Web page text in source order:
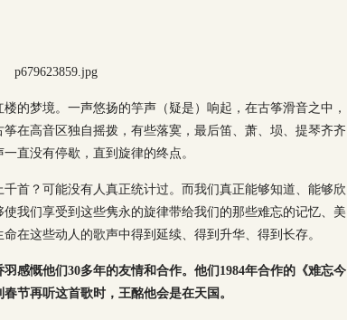
的梦境。一声悠扬的竽声（疑是）响起，在古筝滑音之中，
在高音区独自摇拨，有些落寞，最后笛、萧、埙、提琴齐齐
直没有停歇，直到旋律的终点。
首？可能没有人真正统计过。而我们真正能够知道、能够欣
我们享受到这些隽永的旋律带给我们的那些难忘的记忆、美
在这些动人的歌声中得到延续、得到升华、得到长存。
感慨他们30多年的友情和合作。他们1984年合作的《难忘今
节再听这首歌时，王酩他会是在天国。